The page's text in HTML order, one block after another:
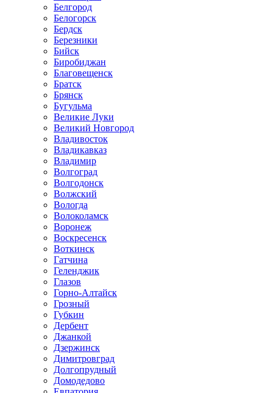
Белгород
Белогорск
Бердск
Березники
Бийск
Биробиджан
Благовещенск
Братск
Брянск
Бугульма
Великие Луки
Великий Новгород
Владивосток
Владикавказ
Владимир
Волгоград
Волгодонск
Волжский
Вологда
Волоколамск
Воронеж
Воскресенск
Воткинск
Гатчина
Геленджик
Глазов
Горно-Алтайск
Грозный
Губкин
Дербент
Джанкой
Дзержинск
Димитровград
Долгопрудный
Домодедово